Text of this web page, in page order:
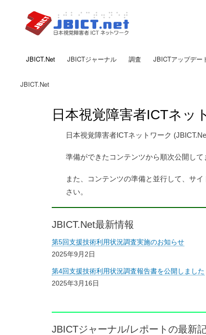
ン
JBICT.Net JBICTジャーナル 調査 JBICTアップデー
JBICT.Net
日本視覚障害者ICTネッ
日本視覚障害者ICTネットワーク
準備ができたコンテンツから順次公開して
また、コンテンツの準備と並行して、サ
さい。
JBICT.Net最新情報
第5回支援技術利用状況調査実施のお知らせ
2025年9月2日
第4回支援技術利用状況調査報告書を公開しました
2025年3月16日
JBICTジャーナル/レポートの最新